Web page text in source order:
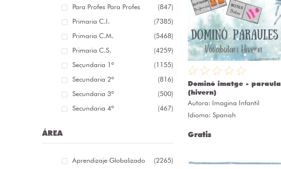
Para Profes Para Profes
(847)
Primaria C.I.
(7385)
Primaria C.M.
(5468)
Primaria C.S.
(4259)
Secundaria 1º
(1155)
Secundaria 2º
(816)
Secundaria 3º
(500)
Secundaria 4º
(467)
ÁREA
Aprendizaje Globalizado
(2265)
Dominó imatge - paraula
(hivern)
Autora: Imagina Infantil
Idioma: Spanish
Gratis